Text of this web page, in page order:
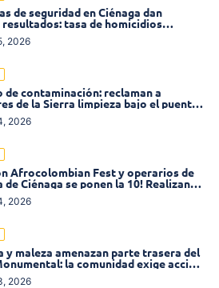
de seguridad en Ciénaga dan
tasa de homicidios
58% en 2026
2026
contaminación: reclaman a
de la Sierra limpieza bajo el puente
con carrera 11
2026
Afrocolombian Fest y operarios de
de Ciénaga se ponen la 10! Realizan
la parte posterior del Coliseo
2026
y maleza amenazan parte trasera del
la comunidad exige acción
2026